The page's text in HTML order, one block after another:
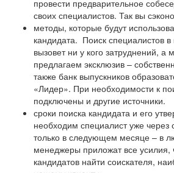
провести предварительное
своих специалистов. Так вы
методы, которые будут
кандидата. Поиск специалистов
вызовет ни у кого затруднений,
предлагаем эксклюзив –
также банк выпускников
«Лидер». При необходимости к
подключены и другие источники.
сроки поиска кандидата и его
необходим специалист уже через
только в следующем месяце – в
менеджеры приложат все усилия,
кандидатов найти соискателя,